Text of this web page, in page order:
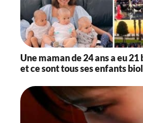
Une maman de 24 ans a eu 21
et ce sont tous ses enfants